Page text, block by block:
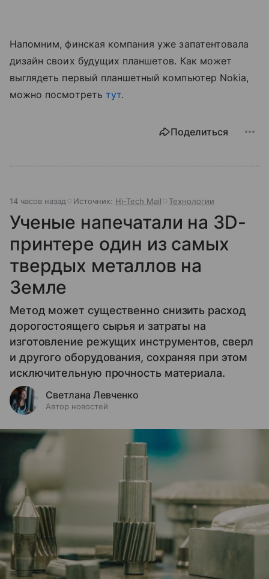
Напомним, финская компания уже запатентовала
дизайн своих будущих планшетов. Как может
выглядеть первый планшетный компьютер Nokia,
можно посмотреть тут.
Поделиться
14 часов назад Источник: Hi-Tech Mail Технологии
Ученые напечатали на 3D-
принтере один из самых
твердых металлов на
Земле
Метод может существенно снизить расход
дорогостоящего сырья и затраты на
изготовление режущих инструментов, сверл
и другого оборудования, сохраняя при этом
исключительную прочность материала.
Светлана Левченко
Автор новостей